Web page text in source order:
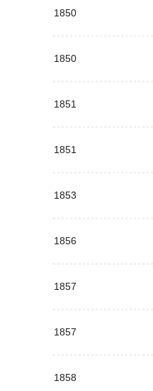
1850
1850
1851
1851
1853
1856
1857
1857
1858